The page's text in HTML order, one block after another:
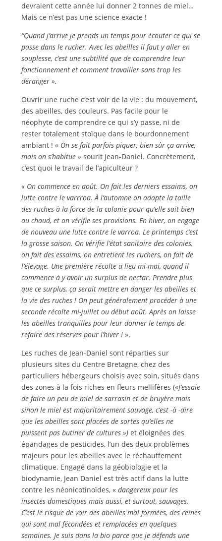
devraient cette année lui donner 2 tonnes de miel…
Mais ce n’est pas une science exacte !
“Quand j’arrive je prends un temps pour écouter ce qui se
passe dans le rucher. Avec les abeilles il faut y aller en
souplesse, c’est une subtilité que de comprendre leur
fonctionnement et comment travailler sans trop les
déranger ».
Ouvrir une ruche c’est voir de la vie : du mouvement,
des abeilles, des couleurs. Pas facile pour le
néophyte de comprendre ce qui s’y passe, ni de
rester totalement stoïque dans le bourdonnement
ambiant ! « On se fait parfois piquer, bien sûr ça arrive,
mais on s’habitue » sourit Jean-Daniel. Concrètement,
c’est quoi le travail de l’apiculteur ?
« On commence en août. On fait les derniers essaims, on
lutte contre le varrroa. À l’automne on adapte la taille
des ruches à la force de la colonie pour qu’elle soit bien
au chaud, et on vérifie ses provisions. En hiver, on engage
de nouveau une lutte contre le varroa. Le printemps c’est
la grosse saison. On vérifie l’état sanitaire des colonies,
on fait des essaims, on entretient les ruchers, on fait de
l’élevage. Une première récolte a lieu mi-mai, quand il
commence à y avoir un surplus de nectar. Prendre plus
que ce surplus, ça serait mettre en danger les abeilles et
la vie des ruches ! On peut généralement procéder à une
seconde récolte mi-juillet ou début août. Après on laisse
les abeilles tranquilles pour leur donner le temps de
refaire des réserves pour l’hiver !».
Les ruches de Jean-Daniel sont réparties sur
plusieurs sites du Centre Bretagne, chez des
particuliers hébergeurs choisis avec soin, situés dans
des zones à la fois riches en fleurs mellifères («J’essaie
de faire un peu de miel de sarrasin et de bruyère mais
sinon le miel est majoritairement sauvage, c’est -à -dire
que les abeilles sont placées de sortes qu’elles ne
puissent pas butiner de cultures »)et éloignées des
épandages de pesticides, l’un des deux problèmes
majeurs pour les abeilles avec le réchauffement
climatique. Engagé dans la géobiologie et la
biodynamie, Jean Daniel est très actif dans la lutte
contre les néonicotinoïdes, « dangereux pour les
insectes domestiques mais aussi, et surtout, sauvages.
C’est le risque de voir des abeilles mal formées, des reines
qui sont mal fécondées et remplacées en quelques
semaines. Je suis dans la bio parce que je défends une